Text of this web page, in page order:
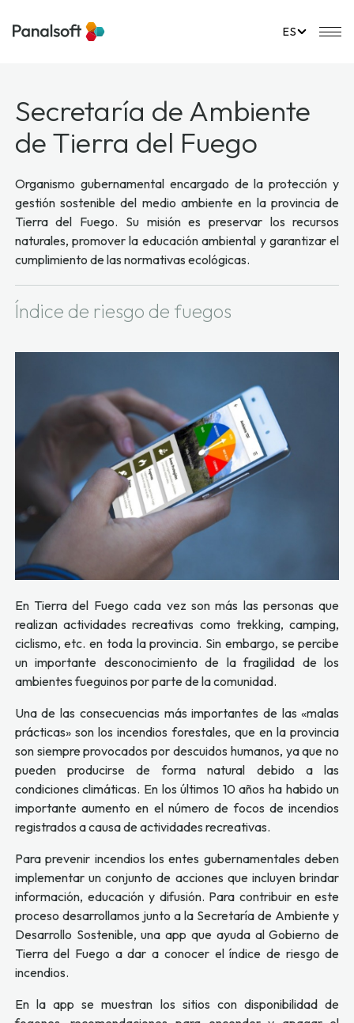
ES
Secretaría de Ambiente
de Tierra del Fuego
Organismo gubernamental encargado de la protección y
gestión sostenible del medio ambiente en la provincia de
Tierra del Fuego. Su misión es preservar los recursos
naturales, promover la educación ambiental y garantizar el
cumplimiento de las normativas ecológicas.
Índice de riesgo de fuegos
En Tierra del Fuego cada vez son más las personas que
realizan actividades recreativas como trekking, camping,
ciclismo, etc. en toda la provincia. Sin embargo, se percibe
un importante desconocimiento de la fragilidad de los
ambientes fueguinos por parte de la comunidad.
Una de las consecuencias más importantes de las «malas
prácticas» son los incendios forestales, que en la provincia
son siempre provocados por descuidos humanos, ya que no
pueden producirse de forma natural debido a las
condiciones climáticas. En los últimos 10 años ha habido un
importante aumento en el número de focos de incendios
registrados a causa de actividades recreativas.
Para prevenir incendios los entes gubernamentales deben
implementar un conjunto de acciones que incluyen brindar
información, educación y difusión. Para contribuir en este
proceso desarrollamos junto a la Secretaría de Ambiente y
Desarrollo Sostenible, una app que ayuda al Gobierno de
Tierra del Fuego a dar a conocer el índice de riesgo de
incendios.
En la app se muestran los sitios con disponibilidad de